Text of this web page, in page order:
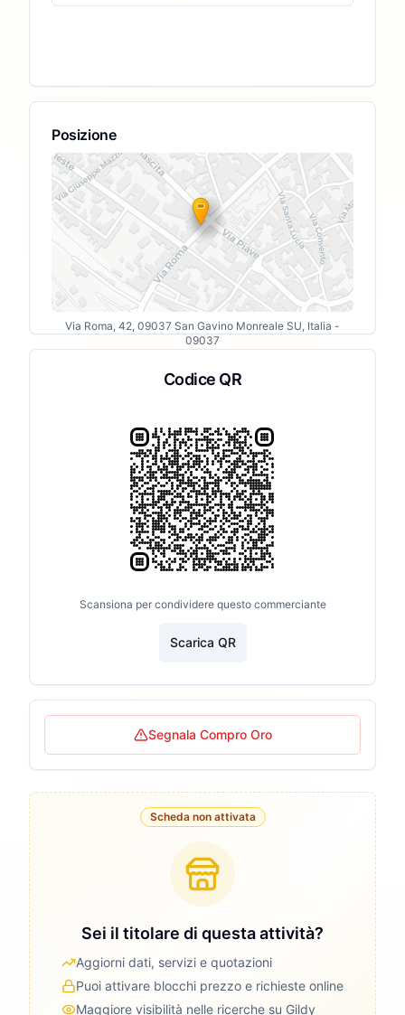
Posizione
Via Roma, 42, 09037 San Gavino Monreale SU, Italia -
09037
Codice QR
Scansiona per condividere questo commerciante
Scarica QR
Segnala Compro Oro
Scheda non attivata
Sei il titolare di questa attività?
Aggiorni dati, servizi e quotazioni
Puoi attivare blocchi prezzo e richieste online
Maggiore visibilità nelle ricerche su Gildy